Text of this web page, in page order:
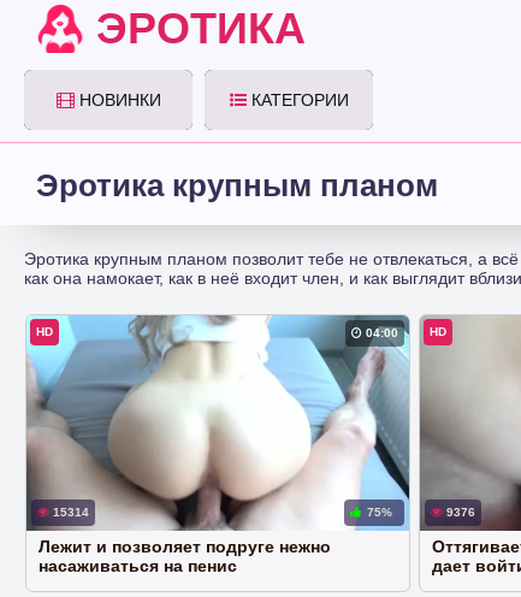
ЭРОТИКА
НОВИНКИ КАТЕГОРИИ
Эротика крупным планом
Эротика крупным планом позволит тебе не отвлекаться, а
как она намокает, как в неё входит член, и как выглядит
15314 75%
Лежит и позволяет подруге нежно
насаживаться на пенис
HD 04:00
9376
дает
HD